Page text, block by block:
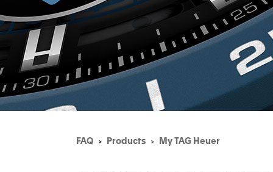
FAQ Products My TAG Heuer